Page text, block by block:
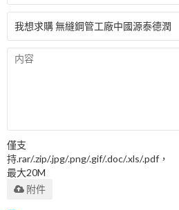
僅支
持.rar/.zip/.jpg/.png/.gif/.doc/.xls/.pdf，
最大20M
附件